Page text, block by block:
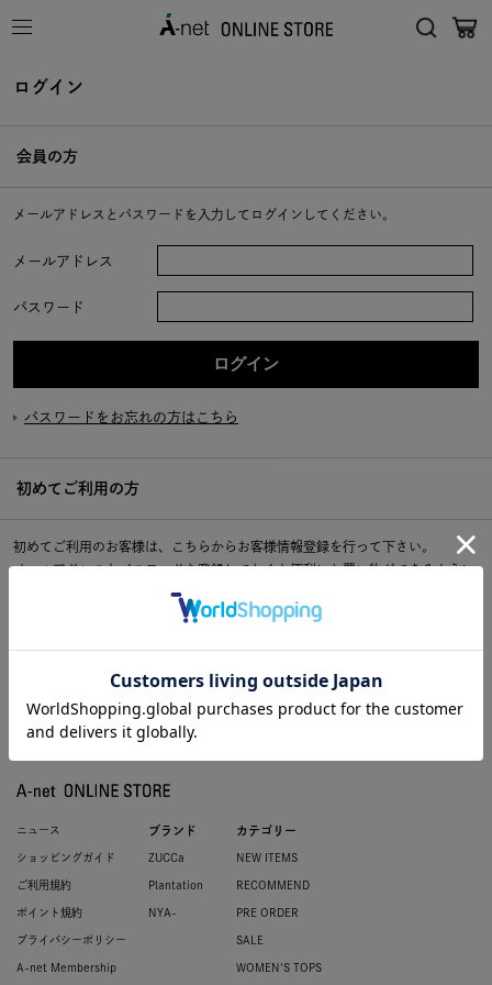
ログイン
会員の方
メールアドレスとパスワードを入力してログインしてください。
メールアドレス
パスワード
パスワードをお忘れの方はこちら
初めてご利用の方
初めてご利用のお客様は、こちらからお客様情報登録を行って下さい。
メールアドレスとパスワードを登録しておくと便利にお買い物ができるように
ニュース
ショッピングガイド
ご利用規約
ポイント規約
プライバシーポリシー
A-net Membership
ブランド
ZUCCa
Plantation
NYA-
カテゴリー
NEW ITEMS
RECOMMEND
PRE ORDER
SALE
WOMEN'S TOPS